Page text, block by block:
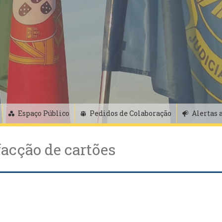
Espaço Público Pedidos de Colaboração Alertas
de cartões